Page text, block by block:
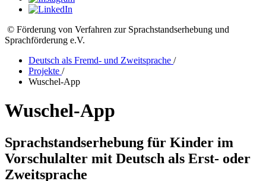
© Förderung von Verfahren zur Sprachstandserhebung und
Sprachförderung e.V.
Deutsch als Fremd- und Zweitsprache /
Projekte /
Wuschel-App
Wuschel-App
Sprachstandserhebung für Kinder im
Vorschulalter mit Deutsch als Erst- oder
Zweitsprache